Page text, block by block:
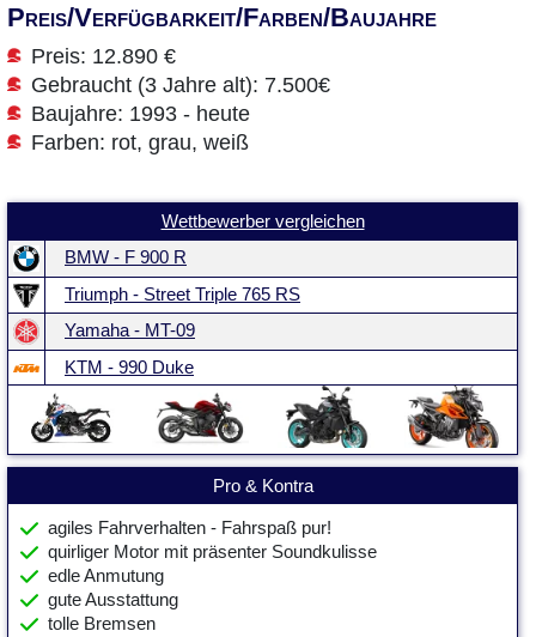
Preis/Verfügbarkeit/Farben/Baujahre
Preis: 12.890 €
Gebraucht (3 Jahre alt): 7.500€
Baujahre: 1993 - heute
Farben: rot, grau, weiß
Wettbewerber vergleichen
BMW - F 900 R
Triumph - Street Triple 765 RS
Yamaha - MT-09
KTM - 990 Duke
Pro & Kontra
agiles Fahrverhalten - Fahrspaß pur!
quirliger Motor mit präsenter Soundkulisse
edle Anmutung
gute Ausstattung
tolle Bremsen